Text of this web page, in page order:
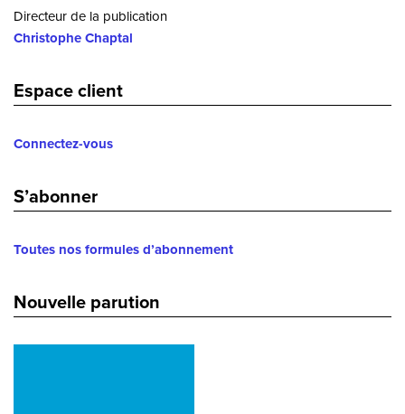
Directeur de la publication
Christophe Chaptal
Espace client
Connectez-vous
S’abonner
Toutes nos formules d’abonnement
Nouvelle parution